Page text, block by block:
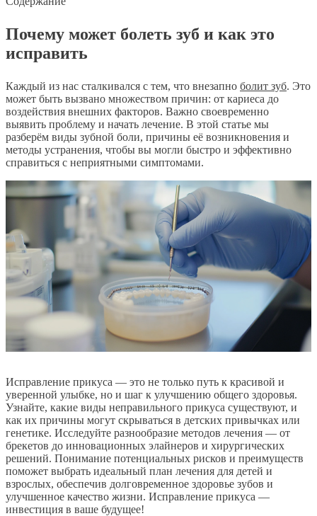
Почему может болеть зуб и как это
исправить
Каждый из нас сталкивался с тем, что внезапно болит зуб. Это
может быть вызвано множеством причин: от кариеса до
воздействия внешних факторов. Важно своевременно
выявить проблему и начать лечение. В этой статье мы
разберём виды зубной боли, причины её возникновения и
методы устранения, чтобы вы могли быстро и эффективно
справиться с неприятными симптомами.
Исправление прикуса — это не только путь к красивой и
уверенной улыбке, но и шаг к улучшению общего здоровья.
Узнайте, какие виды неправильного прикуса существуют, и
как их причины могут скрываться в детских привычках или
генетике. Исследуйте разнообразие методов лечения — от
брекетов до инновационных элайнеров и хирургических
решений. Понимание потенциальных рисков и преимуществ
поможет выбрать идеальный план лечения для детей и
взрослых, обеспечив долговременное здоровье зубов и
улучшенное качество жизни. Исправление прикуса —
инвестиция в ваше будущее!